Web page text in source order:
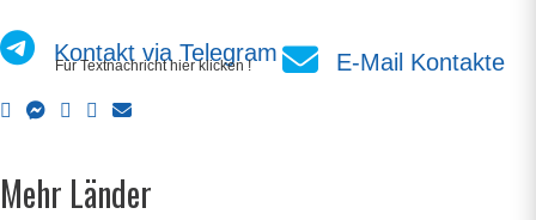
Kontakt via Telegram
Für Textnachricht hier klicken ! E-Mail Kontakte
Mehr Länder